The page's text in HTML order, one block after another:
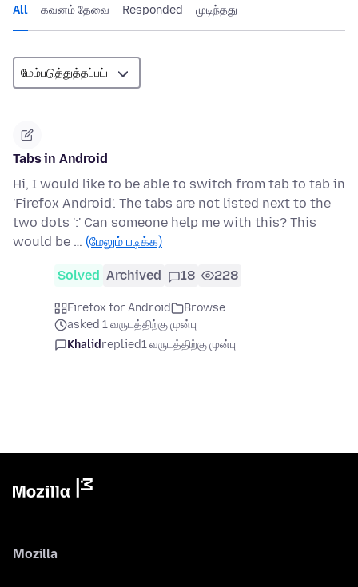
All கவனம் தேவை Responded முடிந்தது
Tabs in Android
Hi, I would like to be able to switch from tab to tab in
'Firefox Android'. The tabs are not listed next to the
two dots ':' Can someone help me with this? This
would be … (மேலும் படிக்க)
Solved Archived 18 228
Firefox for Android
Browse
asked 1 வருடத்திற்கு முன்பு
Khalidreplied1 வருடத்திற்கு முன்பு
Mozilla